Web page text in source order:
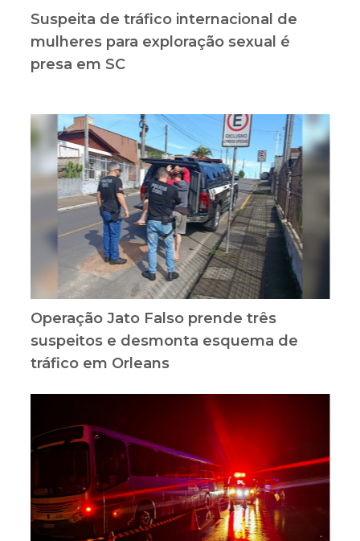
Suspeita de tráfico internacional de
mulheres para exploração sexual é
presa em SC
Operação Jato Falso prende três
suspeitos e desmonta esquema de
tráfico em Orleans